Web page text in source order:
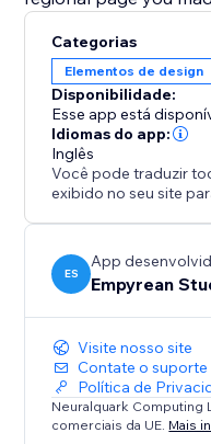
Categorias
Elementos de design
Disponibilidade:
Esse app está
Idiomas do app:
Inglês
Você pode traduzir
exibido no seu site
ES
App
Empyrean
Visite nosso site
Contate o suporte
Política de
Neuralquark Computing
comerciais da UE. Mais